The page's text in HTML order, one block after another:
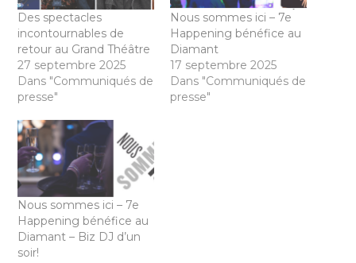
Des spectacles
incontournables de
retour au Grand Théâtre
27 septembre 2025
Dans "Communiqués de
presse"
Nous sommes ici – 7e
Happening bénéfice au
Diamant
17 septembre 2025
Dans "Communiqués de
presse"
Nous sommes ici – 7e
Happening bénéfice au
Diamant – Biz DJ d’un
soir!